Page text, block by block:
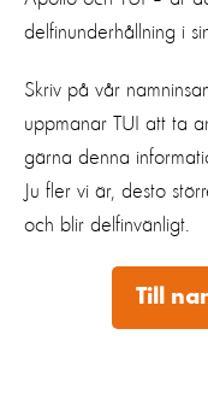
delfinunderhållning i
Skriv på vår
uppmanar TUI att ta
gärna denna
Ju fler vi är, desto
och blir delfinvänligt.
Till